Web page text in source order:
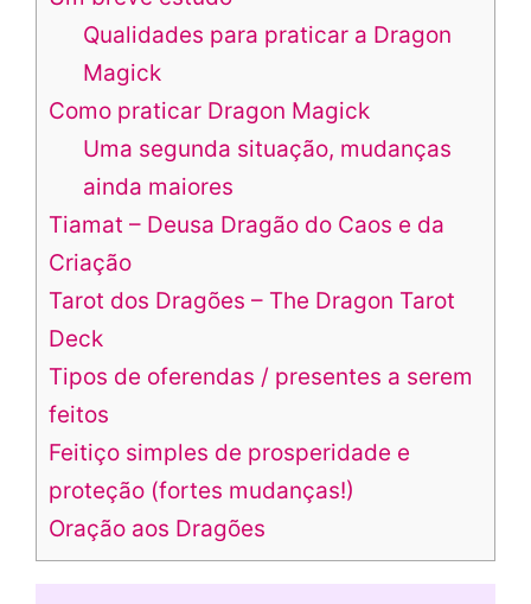
Qualidades para praticar a Dragon
Magick
Como praticar Dragon Magick
Uma segunda situação, mudanças
ainda maiores
Tiamat – Deusa Dragão do Caos e da
Criação
Tarot dos Dragões – The Dragon Tarot
Deck
Tipos de oferendas / presentes a serem
feitos
Feitiço simples de prosperidade e
proteção (fortes mudanças!)
Oração aos Dragões